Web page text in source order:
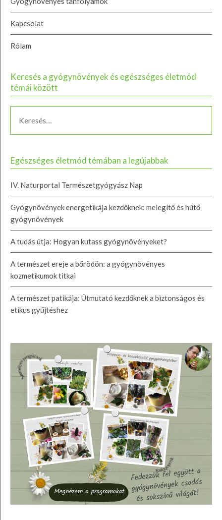
Kapcsolat
Rólam
Keresés a gyógynövények és egészséges életmód
témái között
Egészséges életmód témában a legújabbak
IV. Naturportal Természetgyógyász Nap
Gyógynövények energetikája kezdőknek: melegítő és hűtő
gyógynövények
A tudás útja: Hogyan kutass gyógynövényeket?
A természet ereje a bőrödön: a gyógynövényes
kozmetikumok titkai
A természet patikája: Útmutató kezdőknek a biztonságos és
etikus gyűjtéshez